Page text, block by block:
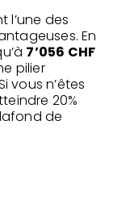
l’une des
En
7’056 CHF
pilier
vous n’êtes
20%
de